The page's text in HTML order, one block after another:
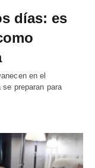
días: es
en el
preparan para